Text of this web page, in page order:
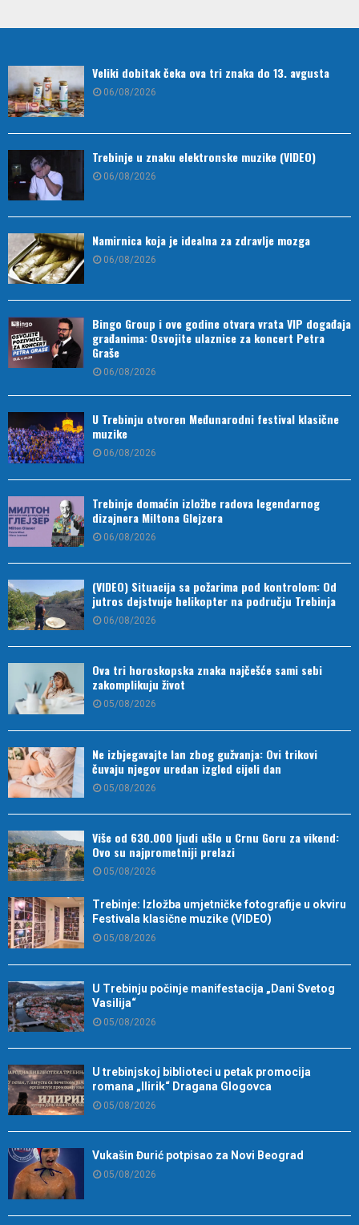
Veliki dobitak čeka ova tri znaka do 13. avgusta
06/08/2026
Trebinje u znaku elektronske muzike (VIDEO)
06/08/2026
Namirnica koja je idealna za zdravlje mozga
06/08/2026
Bingo Group i ove godine otvara vrata VIP događaja
građanima: Osvojite ulaznice za koncert Petra
Graše
06/08/2026
U Trebinju otvoren Međunarodni festival klasične
muzike
06/08/2026
Trebinje domaćin izložbe radova legendarnog
dizajnera Miltona Glejzera
06/08/2026
(VIDEO) Situacija sa požarima pod kontrolom: Od
jutros dejstvuje helikopter na području Trebinja
06/08/2026
Ova tri horoskopska znaka najčešće sami sebi
zakomplikuju život
05/08/2026
Ne izbjegavajte lan zbog gužvanja: Ovi trikovi
čuvaju njegov uredan izgled cijeli dan
05/08/2026
Više od 630.000 ljudi ušlo u Crnu Goru za vikend:
Ovo su najprometniji prelazi
05/08/2026
Trebinje: Izložba umjetničke fotografije u okviru
Festivala klasične muzike (VIDEO)
05/08/2026
U Trebinju počinje manifestacija „Dani Svetog
Vasilija“
05/08/2026
U trebinjskoj biblioteci u petak promocija
romana „Ilirik“ Dragana Glogovca
05/08/2026
Vukašin Đurić potpisao za Novi Beograd
05/08/2026